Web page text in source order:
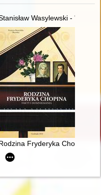
Wasylewski -
- glosa do datowania
Fryderyka Chopina.
życia i przyjaźni z